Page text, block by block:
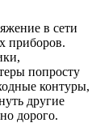
в сети
приборов.
попросту
контуры,
другие
дорого.